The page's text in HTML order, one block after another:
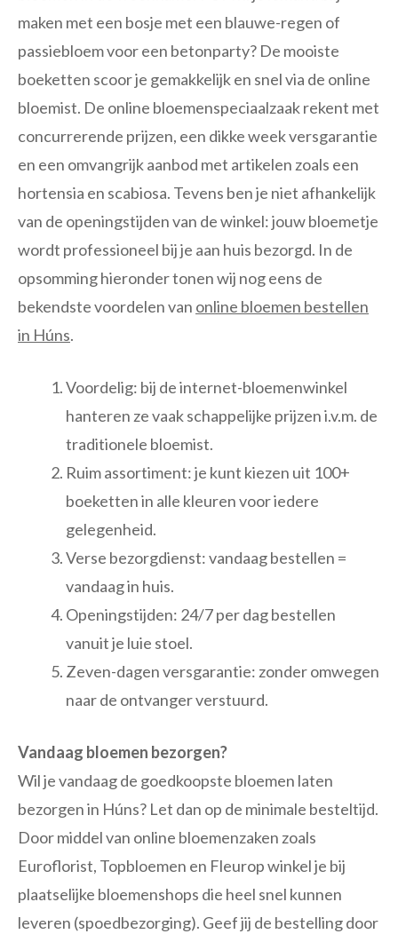
maken met een bosje met een blauwe-regen of
passiebloem voor een betonparty? De mooiste
boeketten scoor je gemakkelijk en snel via de online
bloemist. De online bloemenspeciaalzaak rekent met
concurrerende prijzen, een dikke week versgarantie
en een omvangrijk aanbod met artikelen zoals een
hortensia en scabiosa. Tevens ben je niet afhankelijk
van de openingstijden van de winkel: jouw bloemetje
wordt professioneel bij je aan huis bezorgd. In de
opsomming hieronder tonen wij nog eens de
bekendste voordelen van online bloemen bestellen
in Húns.
Voordelig: bij de internet-bloemenwinkel
hanteren ze vaak schappelijke prijzen i.v.m. de
traditionele bloemist.
Ruim assortiment: je kunt kiezen uit 100+
boeketten in alle kleuren voor iedere
gelegenheid.
Verse bezorgdienst: vandaag bestellen =
vandaag in huis.
Openingstijden: 24/7 per dag bestellen
vanuit je luie stoel.
Zeven-dagen versgarantie: zonder omwegen
naar de ontvanger verstuurd.
Vandaag bloemen bezorgen?
Wil je vandaag de goedkoopste bloemen laten
bezorgen in Húns? Let dan op de minimale besteltijd.
Door middel van online bloemenzaken zoals
Euroflorist, Topbloemen en Fleurop winkel je bij
plaatselijke bloemenshops die heel snel kunnen
leveren (spoedbezorging). Geef jij de bestelling door